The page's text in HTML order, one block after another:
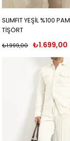
SLIMFIT YEŞİL %100
TİŞÖRT
₺1.699,00
₺1.999,00